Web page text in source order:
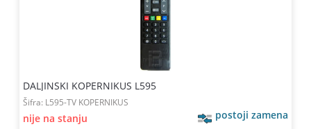
DALJINSKI KOPERNIKUS L595
Šifra: L595-TV KOPERNIKUS
nije na stanju
postoji zamena